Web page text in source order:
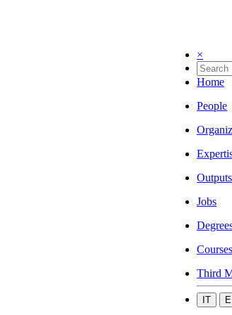
×
Home
People
Outputs
Jobs
Courses
Third
IT